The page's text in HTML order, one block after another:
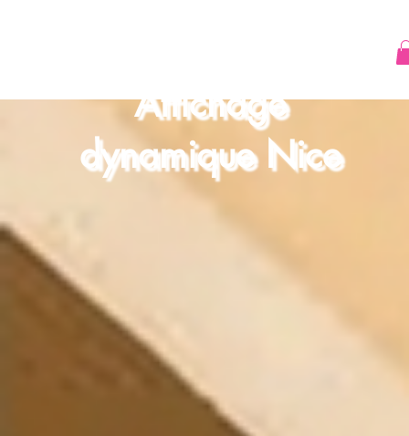
Affichage
dynamique Nice